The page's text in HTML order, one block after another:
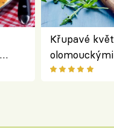
Křupavé
bezlepkový